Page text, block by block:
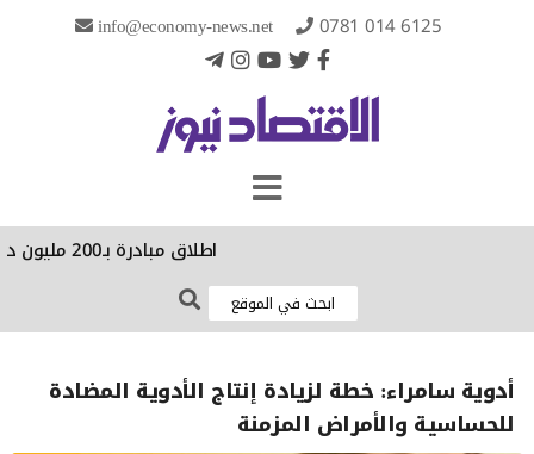
info@economy-news.net 0781 014 6125
اطلاق مبادرة بـ200 مليون دولار لإنقاذ 100 كائن حي مهدد في 30 دولة
أدوية سامراء: خطة لزيادة إنتاج الأدوية المضادة
للحساسية والأمراض المزمنة